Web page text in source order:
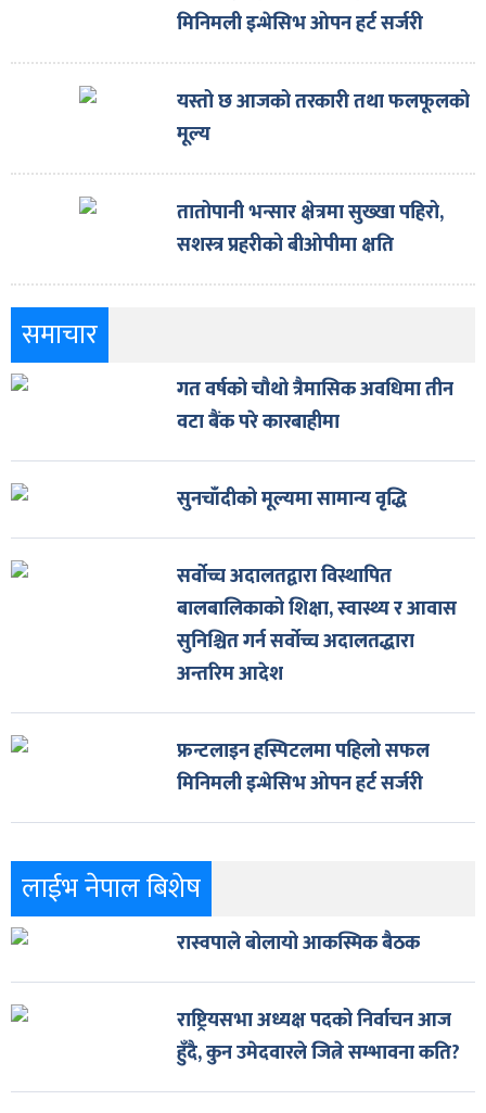
मिनिमली इन्भेसिभ ओपन हर्ट सर्जरी
यस्तो छ आजको तरकारी तथा फलफूलको
मूल्य
तातोपानी भन्सार क्षेत्रमा सुख्खा पहिरो,
सशस्त्र प्रहरीको बीओपीमा क्षति
समाचार
गत वर्षको चौथो त्रैमासिक अवधिमा तीन
वटा बैंक परे कारबाहीमा
सुनचाँदीको मूल्यमा सामान्य वृद्धि
सर्वोच्च अदालतद्वारा विस्थापित
बालबालिकाको शिक्षा, स्वास्थ्य र आवास
सुनिश्चित गर्न सर्वोच्च अदालतद्धारा
अन्तरिम आदेश
फ्रन्टलाइन हस्पिटलमा पहिलो सफल
मिनिमली इन्भेसिभ ओपन हर्ट सर्जरी
लाईभ नेपाल बिशेष
रास्वपाले बोलायो आकस्मिक बैठक
राष्ट्रियसभा अध्यक्ष पदको निर्वाचन आज
हुँदै, कुन उमेदवारले जित्ने सम्भावना कति?